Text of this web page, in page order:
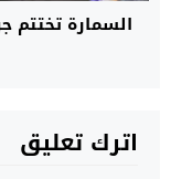
السمارة تختتم
اترك تعليق